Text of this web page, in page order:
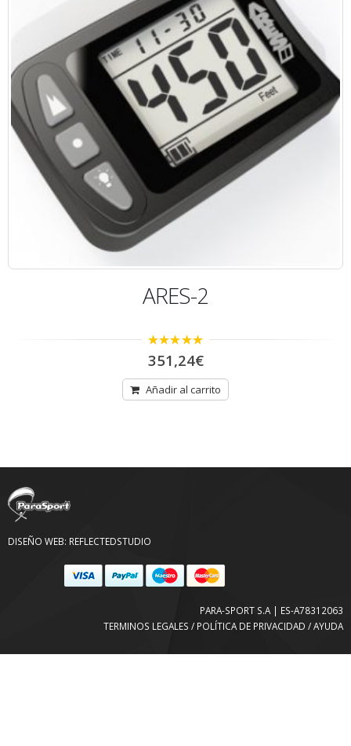
ARES-2
5.00 out of 5
351,24€
Añadir al carrito
DISEÑO WEB: REFLECTEDSTUDIO
PARA-SPORT S.A | ES-A78312063
TERMINOS LEGALES / POLÍTICA DE PRIVACIDAD / AYUDA